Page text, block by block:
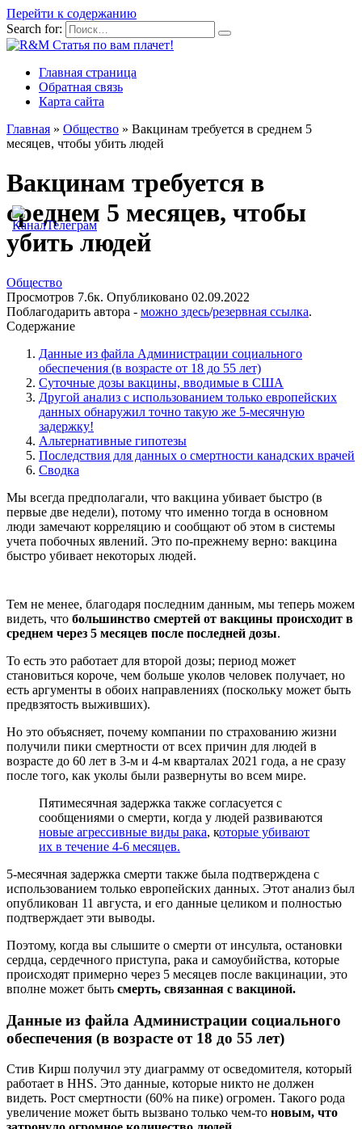
Перейти к содержанию
Search for:
Главная страница
Обратная связь
Карта сайта
Главная » Общество » Вакцинам требуется в среднем 5
месяцев, чтобы убить людей
Вакцинам требуется в
среднем 5 месяцев, чтобы
убить людей
Общество
Просмотров 7.6к. Опубликовано 02.09.2022
Поблагодарить автора - можно здесь/резервная ссылка.
Содержание
Данные из файла Администрации социального
обеспечения (в возрасте от 18 до 55 лет)
Суточные дозы вакцины, вводимые в США
Другой анализ с использованием только европейских
данных обнаружил точно такую же 5-месячную
задержку!
Альтернативные гипотезы
Последствия для данных о смертности канадских врачей
Сводка
Мы всегда предполагали, что вакцина убивает быстро (в
первые две недели), потому что именно тогда в основном
люди замечают корреляцию и сообщают об этом в системы
учета побочных явлений. Это по-прежнему верно: вакцина
быстро убивает некоторых людей.
Тем не менее, благодаря последним данным, мы теперь можем
видеть, что большинство смертей от вакцины происходит в
среднем через 5 месяцев после последней дозы.
То есть это работает для второй дозы; период может
становиться короче, чем больше уколов человек получает, но
есть аргументы в обоих направлениях (поскольку может быть
предвзятость выживших).
Но это объясняет, почему компании по страхованию жизни
получили пики смертности от всех причин для людей в
возрасте до 60 лет в 3-м и 4-м кварталах 2021 года, а не сразу
после того, как уколы были развернуты во всем мире.
Пятимесячная задержка также согласуется с
сообщениями о смерти, когда у людей развиваются
новые агрессивные виды рака, которые убивают
их в течение 4-6 месяцев.
5-месячная задержка смерти также была подтверждена с
использованием только европейских данных. Этот анализ был
опубликован 11 августа, и его данные целиком и полностью
подтверждает эти выводы.
Поэтому, когда вы слышите о смерти от инсульта, остановки
сердца, сердечного приступа, рака и самоубийства, которые
происходят примерно через 5 месяцев после вакцинации, это
вполне может быть смерть, связанная с вакциной.
Данные из файла Администрации социального
обеспечения (в возрасте от 18 до 55 лет)
Стив Кирш получил эту диаграмму от осведомителя, который
работает в HHS. Это данные, которые никто не должен
видеть. Рост смертности (60% на пике) огромен. Такого рода
увеличение может быть вызвано только чем-то новым, что